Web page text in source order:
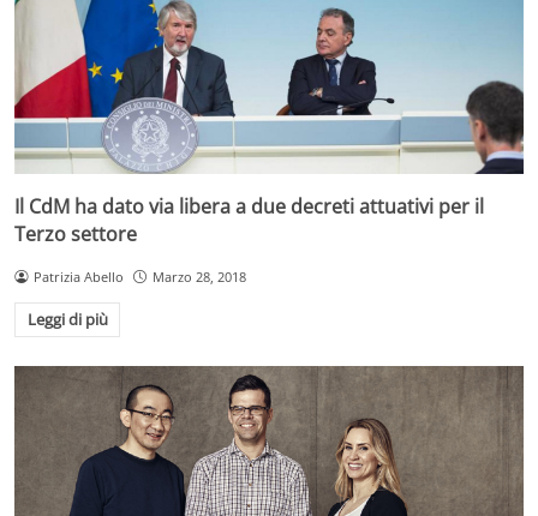
Il CdM ha dato via libera a due decreti attuativi per il
Terzo settore
Patrizia Abello Marzo 28, 2018
Leggi di più